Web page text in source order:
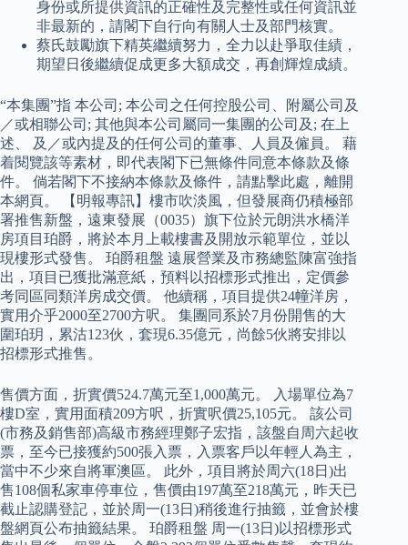
身份或所提供資訊的正確性及完整性或任何資訊並
非最新的，請閣下自行向有關人士及部門核實。
蔡氏鼓勵旗下精英繼續努力，全力以赴爭取佳績，
期望日後繼續促成更多大額成交，再創輝煌成績。
“本集團”指 本公司; 本公司之任何控股公司、附屬公司及
／或相聯公司; 其他與本公司屬同一集團的公司及; 在上
述、 及／或內提及的任何公司的董事、人員及僱員。 藉
着閱覽該等素材，即代表閣下已無條件同意本條款及條
件。 倘若閣下不接納本條款及條件，請點擊此處，離開
本網頁。 【明報專訊】樓市吹淡風，但發展商仍積極部
署推售新盤，遠東發展（0035）旗下位於元朗洪水橋洋
房項目珀爵，將於本月上載樓書及開放示範單位，並以
現樓形式發售。 珀爵租盤 遠展營業及市務總監陳富強指
出，項目已獲批滿意紙，預料以招標形式推出，定價參
考同區同類洋房成交價。 他續稱，項目提供24幢洋房，
實用介乎2000至2700方呎。 集團同系於7月份開售的大
圍珀玥，累沽123伙，套現6.35億元，尚餘5伙將安排以
招標形式推售。
售價方面，折實價524.7萬元至1,000萬元。 入場單位為7
樓D室，實用面積209方呎，折實呎價25,105元。 該公司
(市務及銷售部)高級市務經理鄭子宏指，該盤自周六起收
票，至今已接獲約500張入票，入票客戶以年輕人為主，
當中不少來自將軍澳區。 此外，項目將於周六(18日)出
售108個私家車停車位，售價由197萬至218萬元，昨天已
截止認購登記，並於周一(13日)稍後進行抽籤，並會於樓
盤網頁公布抽籤結果。 珀爵租盤 周一(13日)以招標形式